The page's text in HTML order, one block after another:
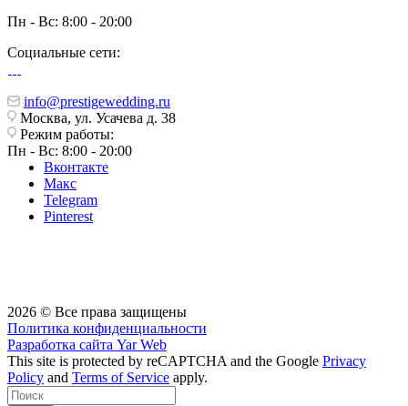
Пн - Вс: 8:00 - 20:00
Социальные сети:
info@prestigewedding.ru
Москва, ул. Усачева д. 38
Режим работы:
Пн - Вс: 8:00 - 20:00
Вконтакте
Макс
Telegram
Pinterest
2026 © Все права защищены
Политика конфиденциальности
Разработка сайта Yar Web
This site is protected by reCAPTCHA and the Google Privacy
Policy and Terms of Service apply.